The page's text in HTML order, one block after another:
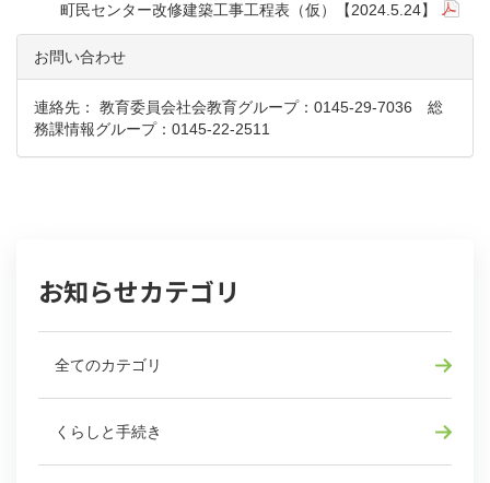
町民センター改修建築工事工程表（仮）【2024.5.24】
お問い合わせ
連絡先： 教育委員会社会教育グループ：0145-29-7036 総
務課情報グループ：0145-22-2511
お知らせカテゴリ
全てのカテゴリ
くらしと手続き